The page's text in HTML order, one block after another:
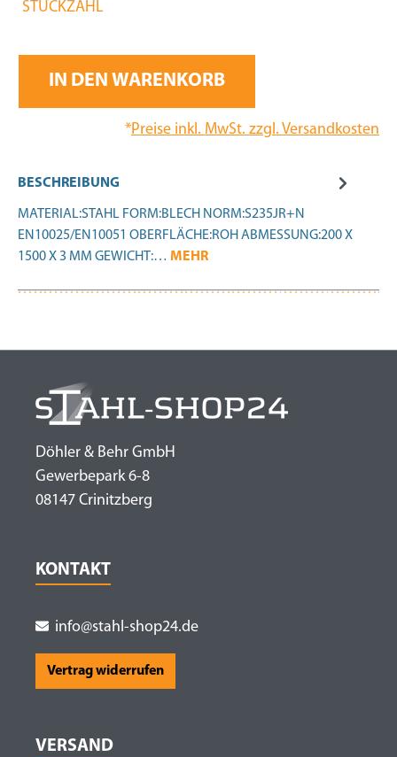
STÜCKZAHL
IN DEN WARENKORB
*Preise inkl. MwSt. zzgl. Versandkosten
BESCHREIBUNG
MATERIAL:STAHL FORM:BLECH NORM:S235JR+N
EN10025/EN10051 OBERFLÄCHE:ROH ABMESSUNG:200 X
1500 X 3 MM GEWICHT:… MEHR
Döhler & Behr GmbH
Gewerbepark 6-8
08147 Crinitzberg
KONTAKT
info@stahl-shop24.de
Vertrag widerrufen
VERSAND